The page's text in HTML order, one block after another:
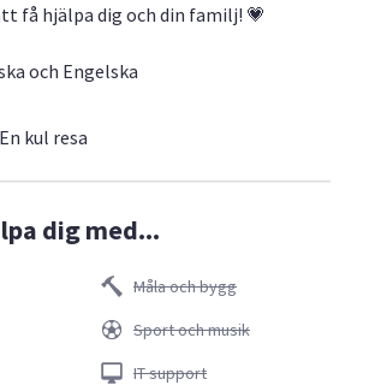
få hjälpa dig och din familj! 💗
och Engelska
kul resa
dig med...
Måla och bygg
Sport och musik
IT support